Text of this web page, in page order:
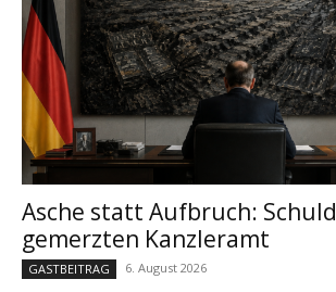
Asche statt Aufbruch:
gemerzten Kanzleramt
GASTBEITRAG 6. August 2026